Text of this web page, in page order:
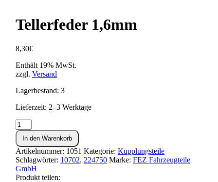
Tellerfeder 1,6mm
8,30€
Enthält 19% MwSt.
zzgl. Versand
Lagerbestand: 3
Lieferzeit: 2–3 Werktage
Tellerfeder
1,6mm
Menge
In den Warenkorb
Artikelnummer: 1051 Kategorie: Kupplungsteile
Schlagwörter: 10702, 224750 Marke: FEZ Fahrzeugteile
GmbH
Produkt teilen: